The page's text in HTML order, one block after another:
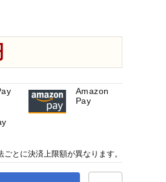
Amazon
Pay
ごとに決済上限額が異なります。